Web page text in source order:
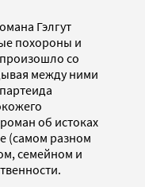
Гэлгут
похороны и
со
между ними
об истоках
(самом разном
семейном и